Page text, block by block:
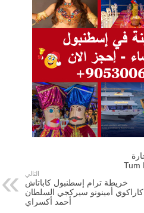
التالي
خريطة ترام إسطنبول كاباتاش
كاراكوي أمينونو سيركجي السلطان
أحمد أكسراي